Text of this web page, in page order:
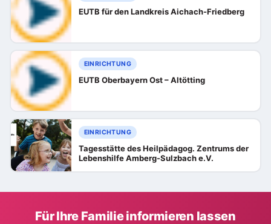
EUTB für den Landkreis Aichach-Friedberg
EINRICHTUNG
EUTB Oberbayern Ost – Altötting
EINRICHTUNG
Tagesstätte des Heilpädagog. Zentrums der
Lebenshilfe Amberg-Sulzbach e.V.
Für Ihre Familie informieren lassen